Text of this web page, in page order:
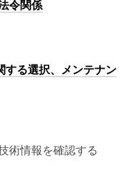
令関係
る選択、メンテナン
術情報を確認する